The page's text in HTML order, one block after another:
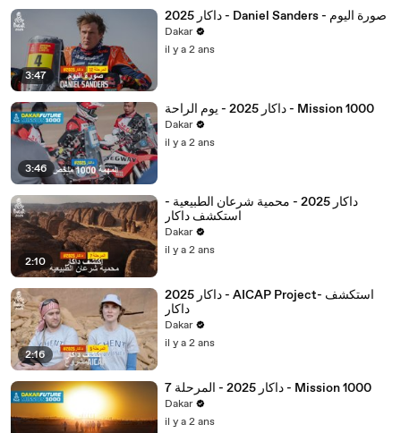
3:47
داكار 2025 - Daniel Sanders - صورة اليوم
Dakar
il y a 2 ans
3:46
داكار 2025 - يوم الراحة - Mission 1000
Dakar
il y a 2 ans
2:10
داكار 2025 - محمية شرعان الطبيعية -
استكشف داكار
Dakar
il y a 2 ans
2:16
داكار 2025 - AICAP Project- استكشف
داكار
Dakar
il y a 2 ans
داكار 2025 - المرحلة 7 - Mission 1000
Dakar
il y a 2 ans